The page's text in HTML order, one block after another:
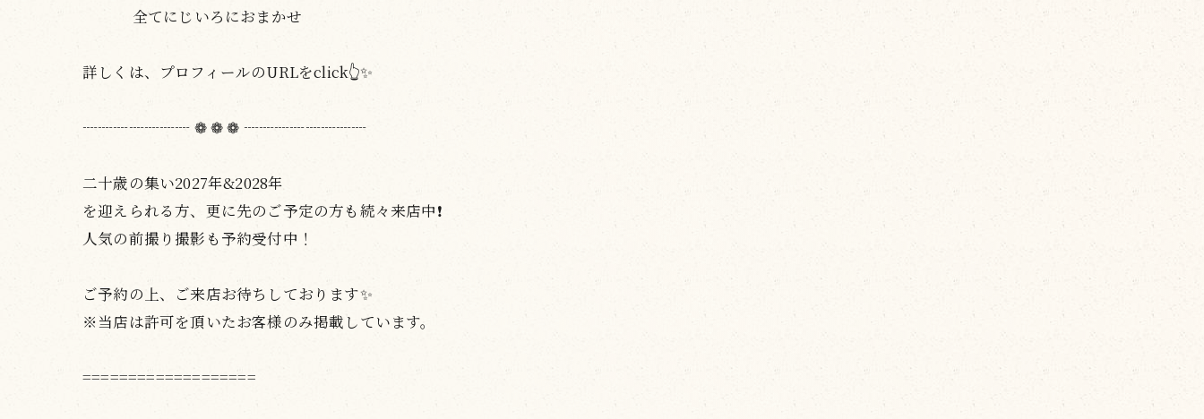
全てにじいろにおまかせ
詳しくは、プロフィールのURLをclick👆✨
┈┈┈┈┈┈┈ ❁ ❁ ❁ ┈┈┈┈┈┈┈┈
二十歳の集い2027年&2028年
を迎えられる方、更に先のご予定の方も続々来店中❗️
人気の前撮り撮影も予約受付中！
ご予約の上、ご来店お待ちしております✨
※当店は許可を頂いたお客様のみ掲載しています。
===================